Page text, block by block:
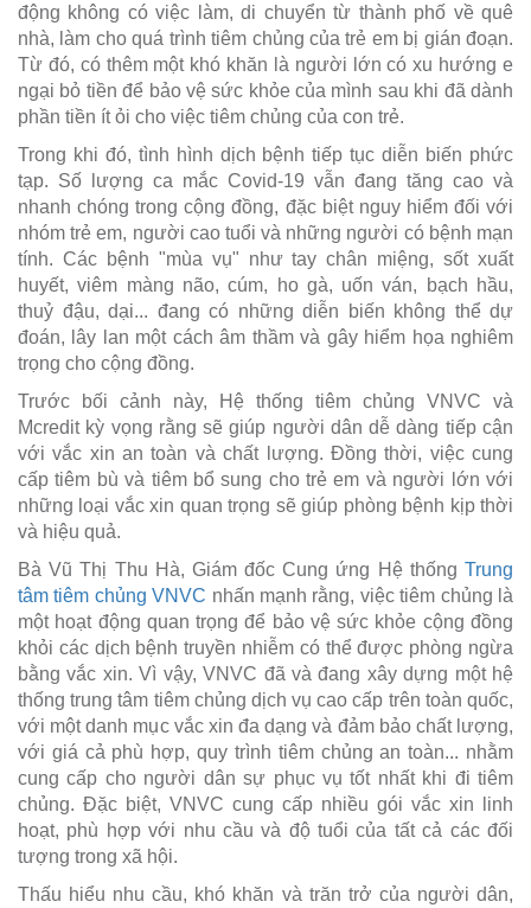
động không có việc làm, di chuyển từ thành phố về quê
nhà, làm cho quá trình tiêm chủng của trẻ em bị gián đoạn.
Từ đó, có thêm một khó khăn là người lớn có xu hướng e
ngại bỏ tiền để bảo vệ sức khỏe của mình sau khi đã dành
phần tiền ít ỏi cho việc tiêm chủng của con trẻ.
Trong khi đó, tình hình dịch bệnh tiếp tục diễn biến phức
tạp. Số lượng ca mắc Covid-19 vẫn đang tăng cao và
nhanh chóng trong cộng đồng, đặc biệt nguy hiểm đối với
nhóm trẻ em, người cao tuổi và những người có bệnh mạn
tính. Các bệnh "mùa vụ" như tay chân miệng, sốt xuất
huyết, viêm màng não, cúm, ho gà, uốn ván, bạch hầu,
thuỷ đậu, dại... đang có những diễn biến không thể dự
đoán, lây lan một cách âm thầm và gây hiểm họa nghiêm
trọng cho cộng đồng.
Trước bối cảnh này, Hệ thống tiêm chủng VNVC và
Mcredit kỳ vọng rằng sẽ giúp người dân dễ dàng tiếp cận
với vắc xin an toàn và chất lượng. Đồng thời, việc cung
cấp tiêm bù và tiêm bổ sung cho trẻ em và người lớn với
những loại vắc xin quan trọng sẽ giúp phòng bệnh kịp thời
và hiệu quả.
Bà Vũ Thị Thu Hà, Giám đốc Cung ứng Hệ thống Trung
tâm tiêm chủng VNVC nhấn mạnh rằng, việc tiêm chủng là
một hoạt động quan trọng để bảo vệ sức khỏe cộng đồng
khỏi các dịch bệnh truyền nhiễm có thể được phòng ngừa
bằng vắc xin. Vì vậy, VNVC đã và đang xây dựng một hệ
thống trung tâm tiêm chủng dịch vụ cao cấp trên toàn quốc,
với một danh mục vắc xin đa dạng và đảm bảo chất lượng,
với giá cả phù hợp, quy trình tiêm chủng an toàn... nhằm
cung cấp cho người dân sự phục vụ tốt nhất khi đi tiêm
chủng. Đặc biệt, VNVC cung cấp nhiều gói vắc xin linh
hoạt, phù hợp với nhu cầu và độ tuổi của tất cả các đối
tượng trong xã hội.
Thấu hiểu nhu cầu, khó khăn và trăn trở của người dân,